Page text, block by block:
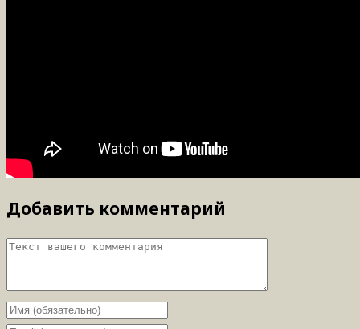
Добавить комментарий